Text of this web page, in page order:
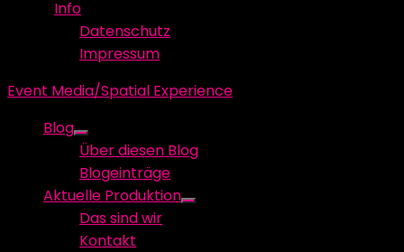
Info
Datenschutz
Impressum
Event Media/Spatial Experience
Blog
Show
sub
menu
Über diesen Blog
Blogeinträge
Aktuelle Produktion
Show
Das sind wir
Kontakt